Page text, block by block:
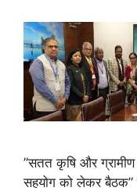
”सतत कृषि और
सहयोग को लेकर बैठक”